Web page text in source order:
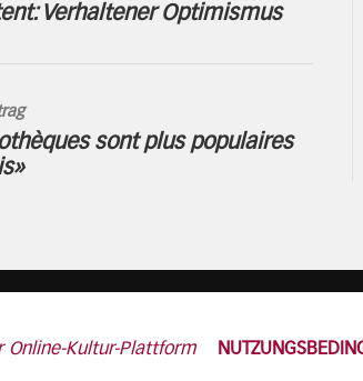
Verhaltener Optimismus
sont plus populaires
Online-Kultur-Plattform